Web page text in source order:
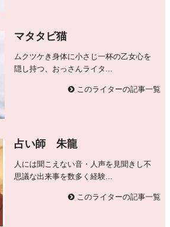
マタタビ猫
ムクツケき身体に小さじ一杯の乙女心を
隠し持つ、おっさんライタ...
このライターの記事一覧
占い師 朱龍
人には聞こえない音・人声を見聞きし不
思議な出来事を数多く経験...
このライターの記事一覧